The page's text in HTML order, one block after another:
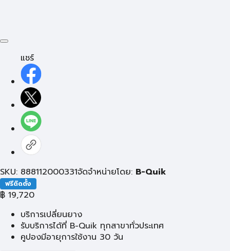
แชร์
SKU: 888112000331จัดจำหน่ายโดย: B-Quik
ฟรีติดตั้ง
฿ 19,720
บริการเปลี่ยนยาง
รับบริการได้ที่ B-Quik ทุกสาขาทั่วประเทศ
คูปองมีอายุการใช้งาน 30 วัน